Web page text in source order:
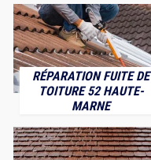
RÉPARATION FUITE DE
TOITURE 52 HAUTE-
MARNE